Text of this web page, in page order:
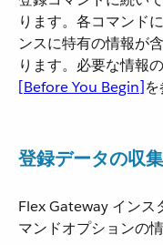
ります。各コマンド
ンスに特有の情報が含
ります。必要な情報
[Before You Begin]
登録データの収集
Flex Gateway インス
マンドオプションの